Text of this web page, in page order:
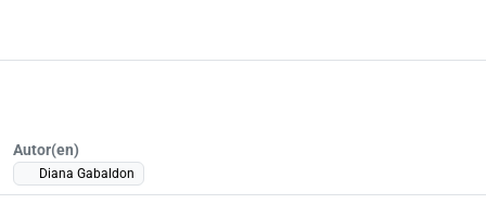
Autor(en)
Diana Gabaldon